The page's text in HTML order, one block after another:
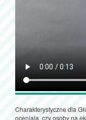
Charakterystyczne dla
oceniają, czy osoby na